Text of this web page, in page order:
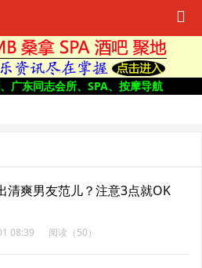
广东同志会所、SPA、按摩导航
清爽男友范儿？注意3点就OK
08:39 阅读（50）